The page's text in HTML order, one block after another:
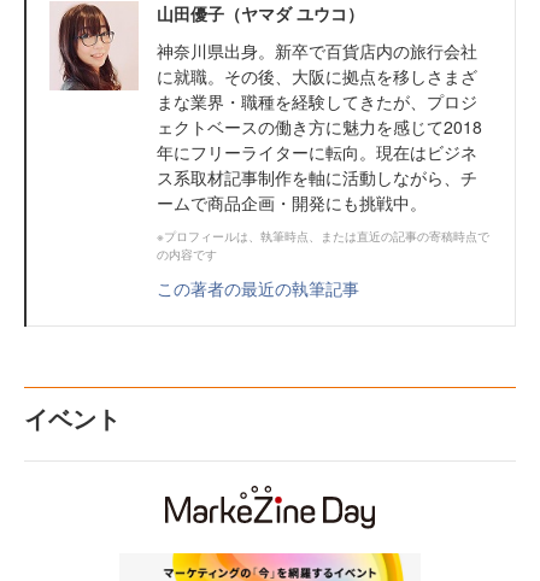
山田優子（ヤマダ ユウコ）
神奈川県出身。新卒で百貨店内の旅行会社
に就職。その後、大阪に拠点を移しさまざ
まな業界・職種を経験してきたが、プロジ
ェクトベースの働き方に魅力を感じて2018
年にフリーライターに転向。現在はビジネ
ス系取材記事制作を軸に活動しながら、チ
ームで商品企画・開発にも挑戦中。
※プロフィールは、執筆時点、または直近の記事の寄稿時点で
の内容です
この著者の最近の執筆記事
イベント